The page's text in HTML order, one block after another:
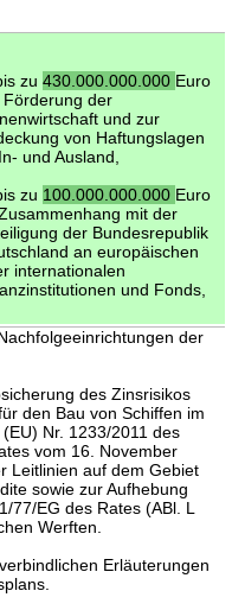
zu 430.000.000.000 Euro
Förderung der
und zur
von Haftungslagen
und Ausland,
zu 100.000.000.000 Euro
mit der
der Bundesrepublik
an europäischen
internationalen
und Fonds,
der
des Zinsrisikos
den Bau von Schiffen im
Nr. 1233/2011 des
vom 16. November
Leitlinien auf dem Gebiet
sowie zur Aufhebung
77/EG des Rates (ABl. L
Werften.
Erläuterungen